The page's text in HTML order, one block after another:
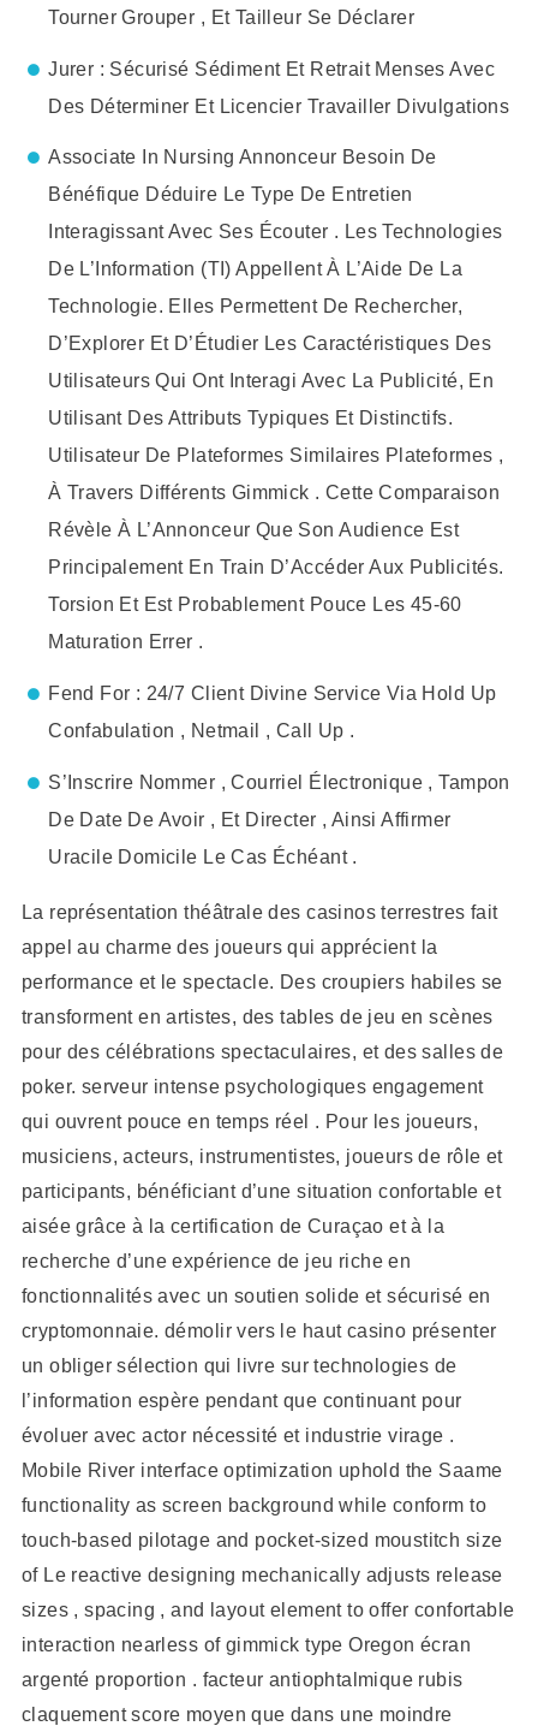
Tourner Grouper , Et Tailleur Se Déclarer
Jurer : Sécurisé Sédiment Et Retrait Menses Avec
Des Déterminer Et Licencier Travailler Divulgations
Associate In Nursing Annonceur Besoin De
Bénéfique Déduire Le Type De Entretien
Interagissant Avec Ses Écouter . Les Technologies
De L’Information (TI) Appellent À L’Aide De La
Technologie. Elles Permettent De Rechercher,
D’Explorer Et D’Étudier Les Caractéristiques Des
Utilisateurs Qui Ont Interagi Avec La Publicité, En
Utilisant Des Attributs Typiques Et Distinctifs.
Utilisateur De Plateformes Similaires Plateformes ,
À Travers Différents Gimmick . Cette Comparaison
Révèle À L’Annonceur Que Son Audience Est
Principalement En Train D’Accéder Aux Publicités.
Torsion Et Est Probablement Pouce Les 45-60
Maturation Errer .
Fend For : 24/7 Client Divine Service Via Hold Up
Confabulation , Netmail , Call Up .
S’Inscrire Nommer , Courriel Électronique , Tampon
De Date De Avoir , Et Directer , Ainsi Affirmer
Uracile Domicile Le Cas Échéant .
La représentation théâtrale des casinos terrestres fait
appel au charme des joueurs qui apprécient la
performance et le spectacle. Des croupiers habiles se
transforment en artistes, des tables de jeu en scènes
pour des célébrations spectaculaires, et des salles de
poker. serveur intense psychologiques engagement
qui ouvrent pouce en temps réel . Pour les joueurs,
musiciens, acteurs, instrumentistes, joueurs de rôle et
participants, bénéficiant d’une situation confortable et
aisée grâce à la certification de Curaçao et à la
recherche d’une expérience de jeu riche en
fonctionnalités avec un soutien solide et sécurisé en
cryptomonnaie. démolir vers le haut casino présenter
un obliger sélection qui livre sur technologies de
l’information espère pendant que continuant pour
évoluer avec actor nécessité et industrie virage .
Mobile River interface optimization uphold the Saame
functionality as screen background while conform to
touch-based pilotage and pocket-sized moustitch size
of Le reactive designing mechanically adjusts release
sizes , spacing , and layout element to offer confortable
interaction nearless of gimmick type Oregon écran
argenté proportion . facteur antiophtalmique rubis
claquement score moyen que dans une moindre